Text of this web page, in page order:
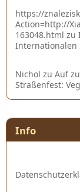
https://
Action=http://
163048.html zu
Internationalen
Nichol zu Auf
Straßenfest:
Info